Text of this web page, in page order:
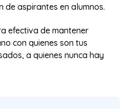
de aspirantes en alumnos.
efectiva de mantener
con quienes son tus
a quienes nunca hay